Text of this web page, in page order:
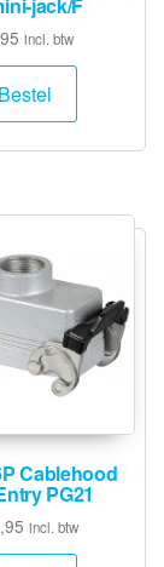
incl. btw
Bestel
Cablehood
PG21
incl. btw